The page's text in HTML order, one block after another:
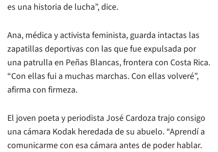
es una historia de lucha”, dice.
Ana, médica y activista feminista, guarda intactas las
zapatillas deportivas con las que fue expulsada por
una patrulla en Peñas Blancas, frontera con Costa Rica.
“Con ellas fui a muchas marchas. Con ellas volveré”,
afirma con firmeza.
El joven poeta y periodista José Cardoza trajo consigo
una cámara Kodak heredada de su abuelo. “Aprendí a
comunicarme con esa cámara antes de poder hablar.